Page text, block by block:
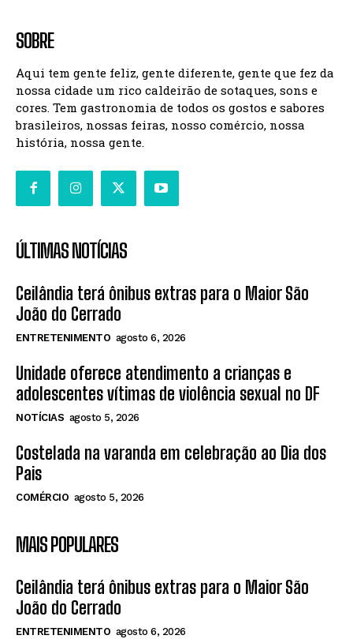
SOBRE
Aqui tem gente feliz, gente diferente, gente que fez da
nossa cidade um rico caldeirão de sotaques, sons e
cores. Tem gastronomia de todos os gostos e sabores
brasileiros, nossas feiras, nosso comércio, nossa
história, nossa gente.
ÚLTIMAS NOTÍCIAS
Ceilândia terá ônibus extras para o Maior São
João do Cerrado
ENTRETENIMENTO agosto 6, 2026
Unidade oferece atendimento a crianças e
adolescentes vítimas de violência sexual no DF
NOTÍCIAS agosto 5, 2026
Costelada na varanda em celebração ao Dia dos
Pais
COMÉRCIO agosto 5, 2026
MAIS POPULARES
Ceilândia terá ônibus extras para o Maior São
João do Cerrado
ENTRETENIMENTO agosto 6, 2026